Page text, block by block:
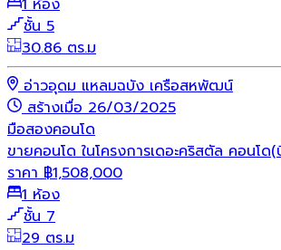
ชั้น 5
30.86 ตร.ม
อ่าวอุดม แหลมฉบัง เครือสหพัฒน์
สร้างเมื่อ 26/03/2025
มือสองคอนโด
ขายคอนโด ในโครงการเดอะคริสตัล คอนโ
ราคา ฿1,508,000
1 ห้อง
ชั้น 7
29 ตร.ม